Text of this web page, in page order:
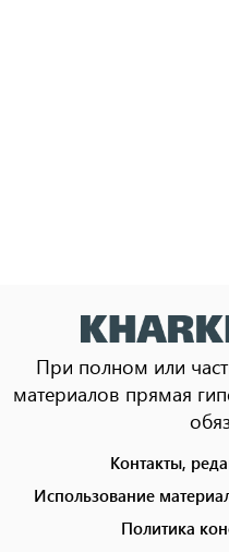
При полном или
материалов прямая
menu
Контакты,
Использование
Политика